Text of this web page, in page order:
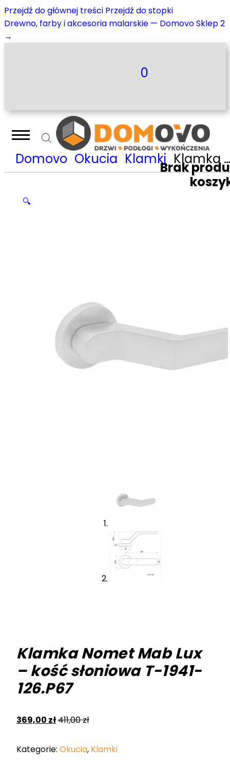
Przejdź do głównej treści Przejdź do stopki
Drewno, farby i akcesoria malarskie — Domovo Sklep 2
→
0
Brak
Domovo Okucia Klamki Klamka Nomet Mab Lux – kość słoniowa T-1941-126.P67
🔍
Klamka Nomet Mab Lux
– kość słoniowa T-1941-
126.P67
369,00 zł411,00zł
Kategorie: Okucia, Klamki